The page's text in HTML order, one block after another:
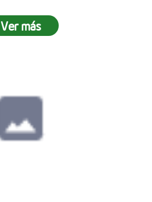
Ver más